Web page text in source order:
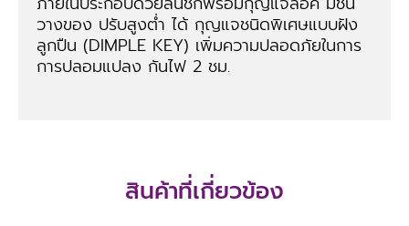
วางของ ปรับสูงต่ำ ได้ กุญแจชนิดพิเศษแบบฝัง
ลูกปืน (DIMPLE KEY) เพิ่มความปลอดภัยในการ
การปลอมแปลง กันไฟ 2 ชม.
สินค้าที่เกี่ยวข้อง